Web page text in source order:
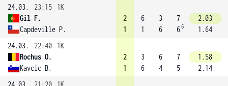
24.03.
23:15
1K
Gil F.
Capdeville P.
2
1
6
1
3
6
7
66
2.03
1.64
24.03.
22:40
1K
Rochus O.
Kavcic B.
2
1
3
6
6
4
7
5
1.58
2.14
24.03.
21:20
1K